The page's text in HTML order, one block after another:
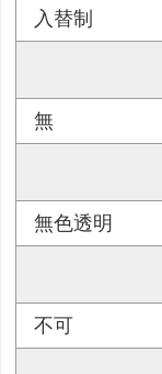
入替制
無
無色透明
不可